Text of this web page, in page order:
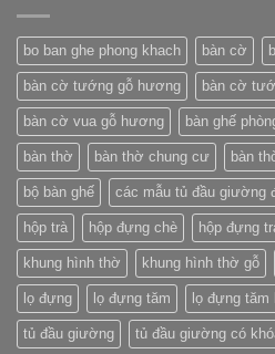
bo ban ghe phong khach bàn cờ
bàn cờ tướng gỗ hương bàn cờ
bàn cờ vua gỗ hương bàn ghế
bàn thờ bàn thờ chung cư bàn
bộ bàn ghế các mẫu tủ đầu giường
hộp trà hộp đựng chè hộp đựng
khung hình thờ khung hình thờ gỗ
lọ đựng lọ đựng tăm lọ đựng tăm
tủ đầu giường tủ đầu giường có